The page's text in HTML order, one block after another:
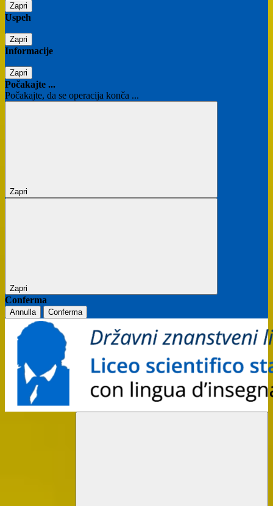
Zapri
Uspeh
Zapri
Informacije
Zapri
Počakajte ...
Počakajte, da se operacija konča ...
Zapri
Zapri
Conferma
Annulla Conferma